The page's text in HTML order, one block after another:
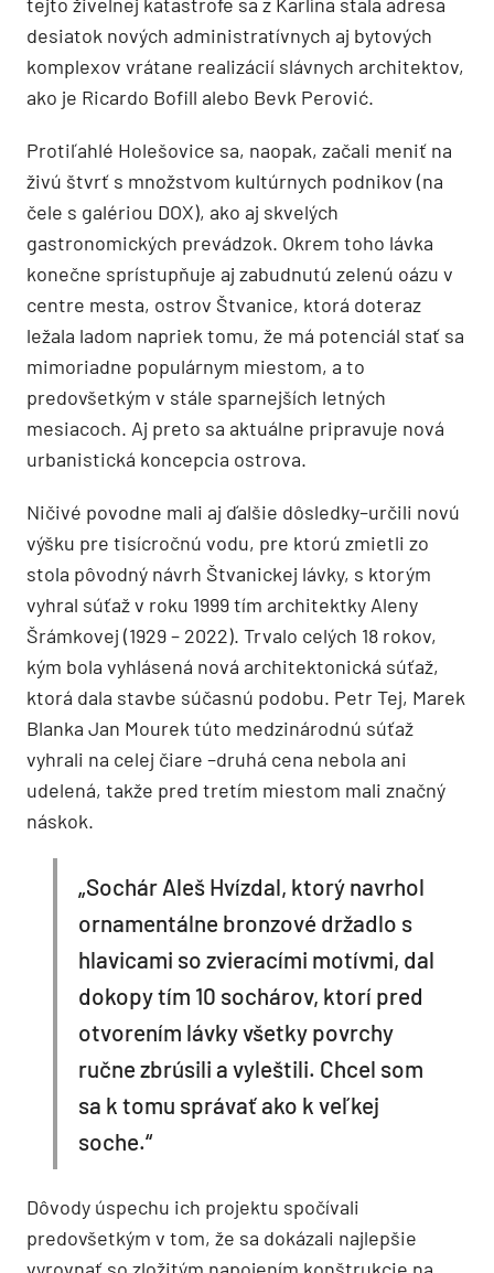
desiatok nových administratívnych aj bytových
komplexov vrátane realizácií slávnych architektov,
ako je Ricardo Bofill alebo Bevk Perović.
Protiľahlé Holešovice sa, naopak, začali meniť na
živú štvrť s množstvom kultúrnych podnikov (na
čele s galériou DOX), ako aj skvelých
gastronomických prevádzok. Okrem toho lávka
konečne sprístupňuje aj zabudnutú zelenú oázu v
centre mesta, ostrov Štvanice, ktorá doteraz
ležala ladom napriek tomu, že má potenciál stať sa
mimoriadne populárnym miestom, a to
predovšetkým v stále sparnejších letných
mesiacoch. Aj preto sa aktuálne pripravuje nová
urbanistická koncepcia ostrova.
Ničivé povodne mali aj ďalšie dôsledky–určili novú
výšku pre tisícročnú vodu, pre ktorú zmietli zo
stola pôvodný návrh Štvanickej lávky, s ktorým
vyhral súťaž v roku 1999 tím architektky Aleny
Šrámkovej (1929 – 2022). Trvalo celých 18 rokov,
kým bola vyhlásená nová architektonická súťaž,
ktorá dala stavbe súčasnú podobu. Petr Tej, Marek
Blanka Jan Mourek túto medzinárodnú súťaž
vyhrali na celej čiare –druhá cena nebola ani
udelená, takže pred tretím miestom mali značný
náskok.
„Sochár Aleš Hvízdal, ktorý navrhol
ornamentálne bronzové držadlo s
hlavicami so zvieracími motívmi, dal
dokopy tím 10 sochárov, ktorí pred
otvorením lávky všetky povrchy
ručne zbrúsili a vyleštili. Chcel som
sa k tomu správať ako k veľkej
soche.“
Dôvody úspechu ich projektu spočívali
predovšetkým v tom, že sa dokázali najlepšie